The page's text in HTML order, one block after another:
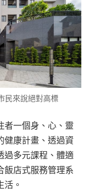
民來說絕對高標
者一個身、心、靈
健康計畫、透過資
過多元課程、體適
飯店式服務管理系
。